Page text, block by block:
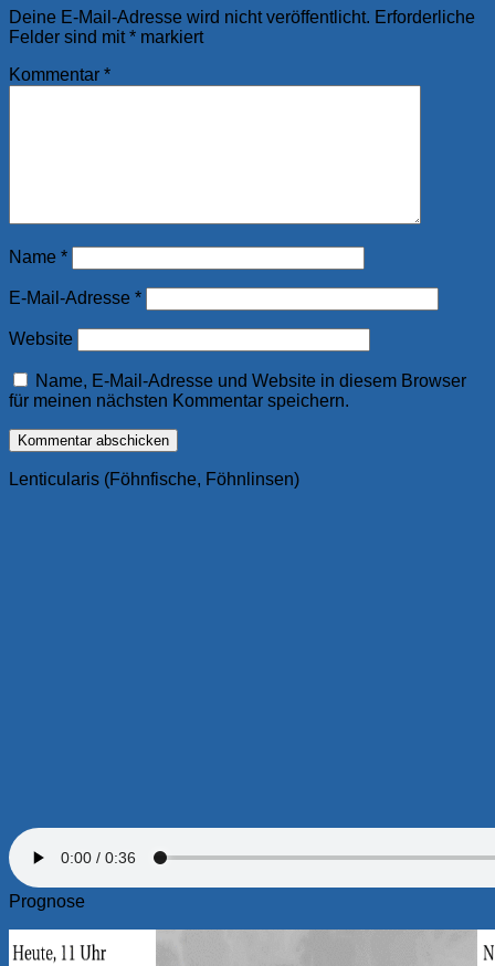
Deine E-Mail-Adresse wird nicht veröffentlicht. Erforderliche
Felder sind mit* markiert
Kommentar *
Name *
E-Mail-Adresse *
Website
Name, E-Mail-Adresse und Website in diesem Browser
für meinen nächsten Kommentar speichern.
Lenticularis (Föhnfische, Föhnlinsen)
Prognose